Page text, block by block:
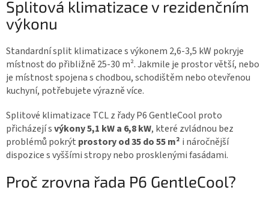
d
í
p
r
v
y
v
ý
p
i
o
n
í
Splitová klimatizace v rezidenčním
výkonu
Standardní split klimatizace s výkonem 2,6-3,5 kW pokryje
místnost do přibližně 25-30 m². Jakmile je prostor větší, nebo
je místnost spojena s chodbou, schodištěm nebo otevřenou
kuchyní, potřebujete výrazně více.
Splitové klimatizace TCL z řady P6 GentleCool proto
přicházejí svýkony5,1 kW a 6,8 kW, které zvládnou bez
problémů pokrýt prostory od 35 do 55 m² i náročnější
dispozice s vyššími stropy nebo prosklenými fasádami.
Proč zrovna řada P6 GentleCool?